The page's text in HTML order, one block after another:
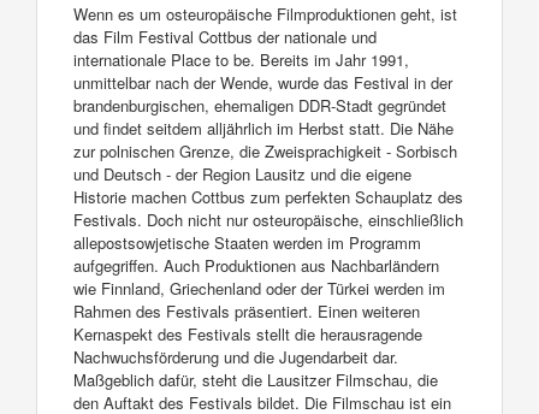
Wenn es um osteuropäische Filmproduktionen geht, ist
das Film Festival Cottbus der nationale und
internationale Place to be. Bereits im Jahr 1991,
unmittelbar nach der Wende, wurde das Festival in der
brandenburgischen, ehemaligen DDR-Stadt gegründet
und findet seitdem alljährlich im Herbst statt. Die Nähe
zur polnischen Grenze, die Zweisprachigkeit - Sorbisch
und Deutsch - der Region Lausitz und die eigene
Historie machen Cottbus zum perfekten Schauplatz des
Festivals. Doch nicht nur osteuropäische, einschließlich
allepostsowjetische Staaten werden im Programm
aufgegriffen. Auch Produktionen aus Nachbarländern
wie Finnland, Griechenland oder der Türkei werden im
Rahmen des Festivals präsentiert. Einen weiteren
Kernaspekt des Festivals stellt die herausragende
Nachwuchsförderung und die Jugendarbeit dar.
Maßgeblich dafür, steht die Lausitzer Filmschau, die
den Auftakt des Festivals bildet. Die Filmschau ist ein